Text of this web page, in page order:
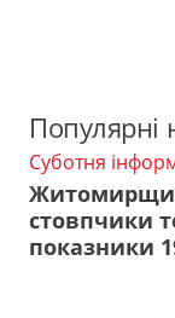
Популярні
Суботня
стовпчики
показники